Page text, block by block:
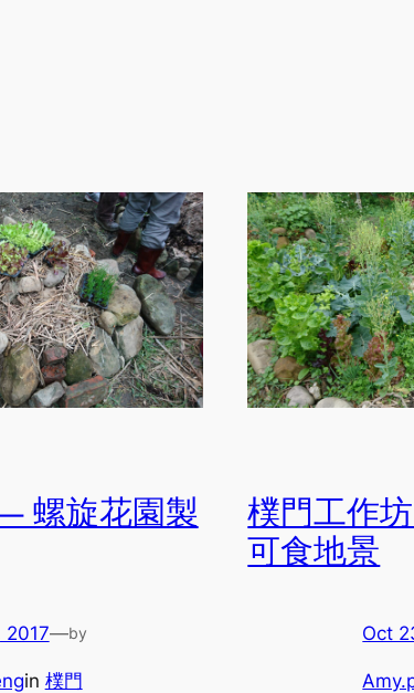
螺旋花園製
2017—by
in 樸門
樸門工作
可食地景
Oct